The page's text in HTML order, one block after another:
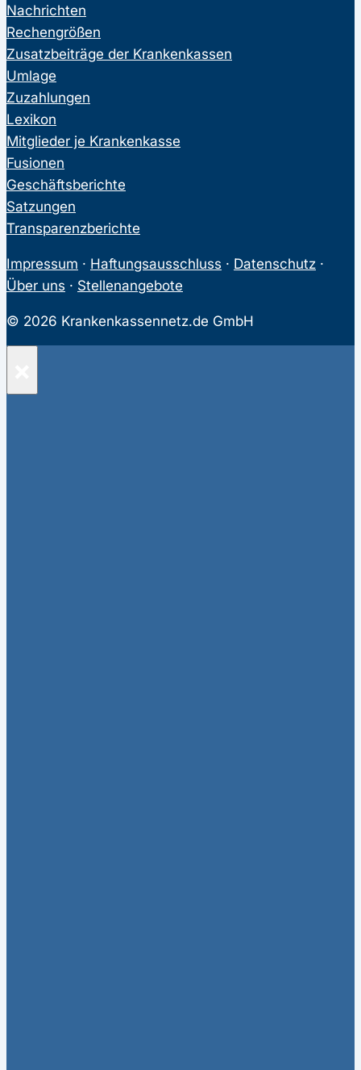
Nachrichten
Rechengrößen
Zusatzbeiträge der Krankenkassen
Umlage
Zuzahlungen
Lexikon
Mitglieder je Krankenkasse
Fusionen
Geschäftsberichte
Satzungen
Transparenzberichte
Impressum · Haftungsausschluss · Datenschutz ·
Über uns · Stellenangebote
© 2026 Krankenkassennetz.de GmbH